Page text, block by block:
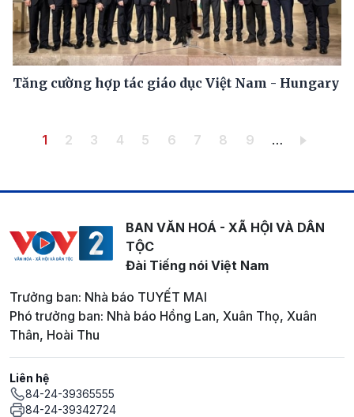
Tăng cường hợp tác giáo dục Việt Nam - Hungary
Pagination
Trang hiện thời
1 Trang
2 Trang
3 Trang
4 Trang
5 Trang
6 Trang
7 Trang
8 Trang
9 …
BAN VĂN HOÁ - XÃ HỘI VÀ DÂN
TỘC
Đài Tiếng nói Việt Nam
Trưởng ban: Nhà báo TUYẾT MAI
Phó trưởng ban: Nhà báo Hồng Lan, Xuân Thọ, Xuân
Thân, Hoài Thu
Liên hệ
84-24-39365555
84-24-39342724